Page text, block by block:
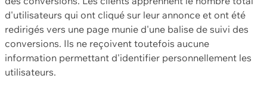
d'utilisateurs qui ont cliqué sur leur annonce et ont été
redirigés vers une page munie d'une balise de suivi des
conversions. Ils ne reçoivent toutefois aucune
information permettant d'identifier personnellement les
utilisateurs.